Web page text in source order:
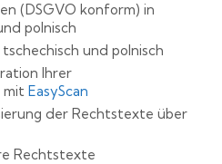
(DSGVO konform) in
polnisch
und polnisch
Ihrer
mit EasyScan
der Rechtstexte über
Rechtstexte